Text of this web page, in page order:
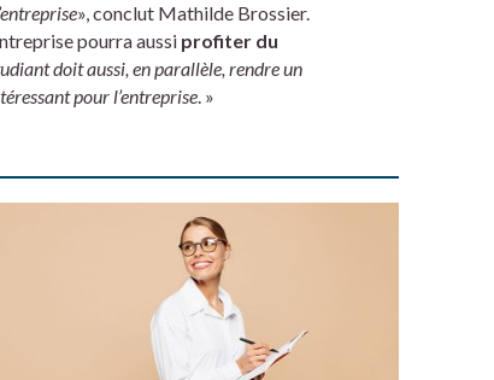
», conclut Mathilde Brossier.
pourra aussi profiter du
doit aussi, en parallèle, rendre un
pour l’entreprise. »